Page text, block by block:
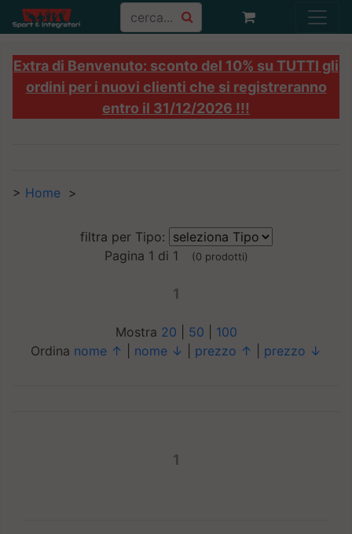
Extra di Benvenuto: sconto del 10% su TUTTI gli
ordini per i nuovi clienti che si registreranno
entro il 31/12/2026 !!!
> Home >
filtra per Tipo:
Pagina 1 di 1
(0 prodotti)
1
Mostra 20 50
100
Ordina nome ↑ nome ↓ prezzo ↑ prezzo ↓
1